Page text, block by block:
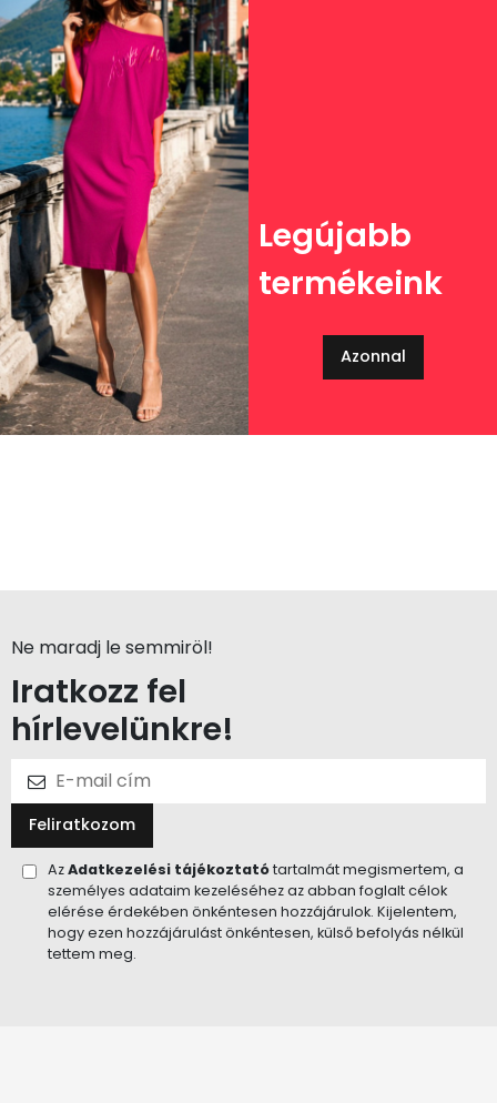
Legújabb
termékeink
Azonnal
Ne maradj le semmiröl!
Iratkozz fel
hírlevelünkre!
Feliratkozom
AzAdatkezelési tájékoztatótartalmát megismertem, a
személyes adataim kezeléséhez az abban foglalt célok
elérése érdekében önkéntesen hozzájárulok. Kijelentem,
hogy ezen hozzájárulást önkéntesen, külső befolyás nélkül
tettem meg.